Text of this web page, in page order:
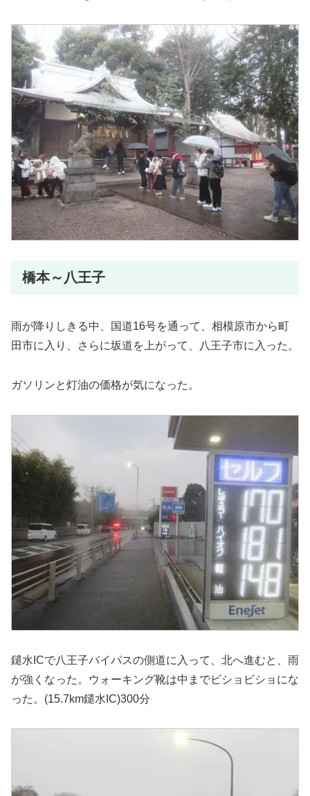
橋本～八王子
雨が降りしきる中、国道16号を通って、相模原市から町
田市に入り、さらに坂道を上がって、八王子市に入った。
ガソリンと灯油の価格が気になった。
鑓水ICで八王子バイパスの側道に入って、北へ進むと、雨
が強くなった。ウォーキング靴は中までビショビショにな
った。(15.7km鑓水IC)300分